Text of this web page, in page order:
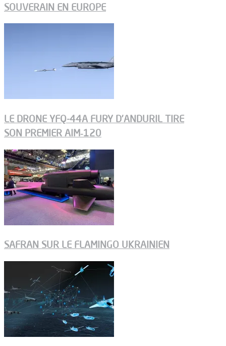
SOUVERAIN EN EUROPE
LE DRONE YFQ-44A FURY D’ANDURIL TIRE
SON PREMIER AIM‑120
SAFRAN SUR LE FLAMINGO UKRAINIEN